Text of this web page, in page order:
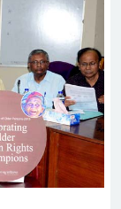
রোধে সমন্বিত
মাদকসহ
ইরানের হরমুজ
ইনস্টিটিউট